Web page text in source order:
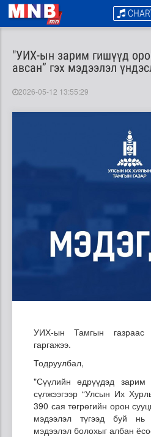
"УИХ-ын зарим гишүүд
авсан” гэх мэдээлэл
2026-05-12 13:55:29
УИХ-ын Тамгын газраас
гаргажээ.
Тодруулбал,
"Сүүлийн өдрүүдэд
сүлжээгээр “Улсын Их
390 сая төгрөгийн орон
мэдээлэл түгээд буй
мэдээлэл болохыг албан